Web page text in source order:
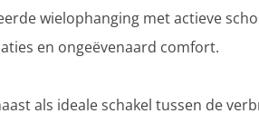
wielophanging met actieve
en ongeëvenaard comfort.
als ideale schakel tussen de